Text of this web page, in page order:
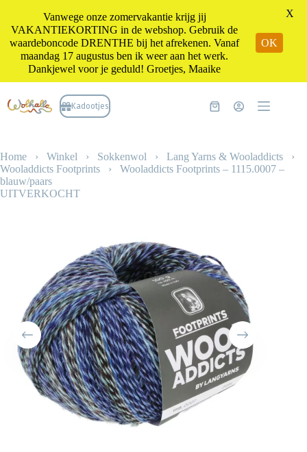
naar
de
Kadootjes Winkelwagen
Home › Winkel › Sokkenwol › Lang Yarns & Wooladdicts ›
Wooladdicts Footprints › Wooladdicts Footprints – 1115.0007 –
blauw/paars
UITVERKOCHT
Vanwege onze zomervakantie krijg jij
VAKANTIEKORTING in de webshop. Gebruik de
waardeboncode DRENTHE bij het afrekenen. Vanaf
maandag 17 augustus ben ik weer aan het werk.
Dankjewel voor je geduld! Groetjes, Maaike
OK
X